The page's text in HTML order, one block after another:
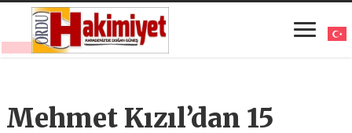
Mehmet Kızıl’dan 15